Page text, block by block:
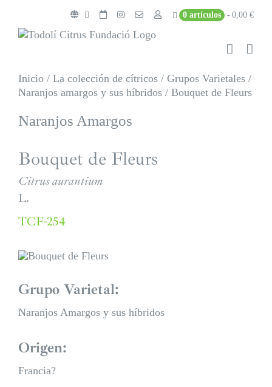
contenido
0 artículos 0,00 €
Inicio / La colección de cítricos / Grupos Varietales /
Naranjos amargos y sus híbridos / Bouquet de Fleurs
Naranjos Amargos
Bouquet de Fleurs
Citrus aurantium
L.
TCF-254
Grupo Varietal:
Naranjos Amargos y sus híbridos
Origen:
Francia?